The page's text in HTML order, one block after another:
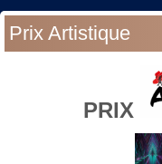
Prix Artistique
PRIX